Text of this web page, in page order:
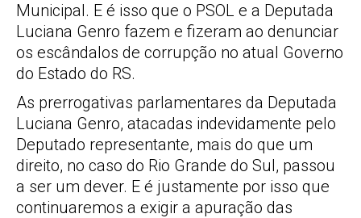
Municipal. E é isso que o PSOL e a Deputada
Luciana Genro fazem e fizeram ao denunciar
os escândalos de corrupção no atual Governo
do Estado do RS.
As prerrogativas parlamentares da Deputada
Luciana Genro, atacadas indevidamente pelo
Deputado representante, mais do que um
direito, no caso do Rio Grande do Sul, passou
a ser um dever. E é justamente por isso que
continuaremos a exigir a apuração das